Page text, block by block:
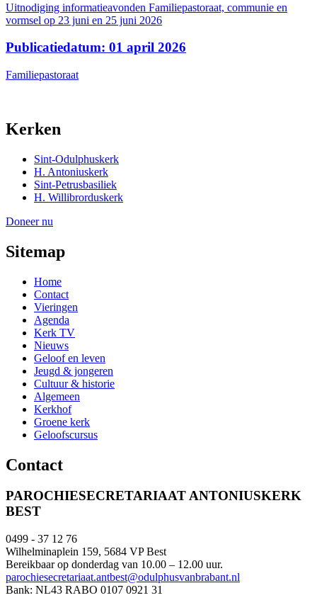
Uitnodiging informatieavonden Familiepastoraat, communie en
vormsel op 23 juni en 25 juni 2026
Publicatiedatum: 01 april 2026
Familiepastoraat
Kerken
Sint-Odulphuskerk
H. Antoniuskerk
Sint-Petrusbasiliek
H. Willibrorduskerk
Doneer nu
Sitemap
Home
Contact
Vieringen
Agenda
Kerk TV
Nieuws
Geloof en leven
Jeugd & jongeren
Cultuur & historie
Algemeen
Kerkhof
Groene kerk
Geloofscursus
Contact
PAROCHIESECRETARIAAT ANTONIUSKERK
BEST
0499 - 37 12 76
Wilhelminaplein 159, 5684 VP Best
Bereikbaar op donderdag van 10.00 – 12.00 uur.
parochiesecretariaat.antbest@odulphusvanbrabant.nl
Bank: NL43 RABO 0107 0921 31